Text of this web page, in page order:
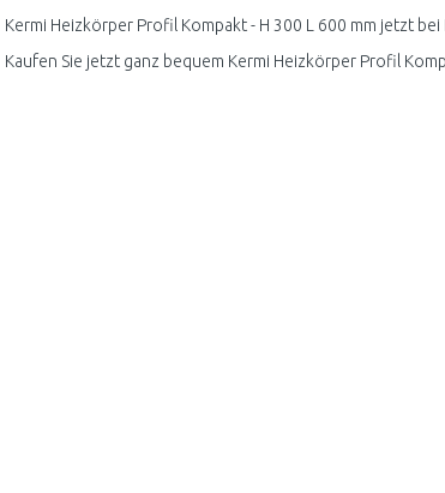
Kermi Heizkörper Profil Kompakt - H 300 L 600 mm jetzt
Kaufen Sie jetzt ganz bequem Kermi Heizkörper Profil